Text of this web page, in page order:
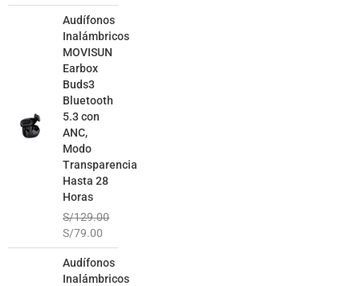
Audífonos
Inalámbricos
MOVISUN
Earbox
Buds3
Bluetooth
5.3 con
ANC,
Modo
Transparencia
Hasta 28
Horas
S/129.00
precio
era:
S/129.00.
S/79.00
precio
Audífonos
Inalámbricos
precio
precio